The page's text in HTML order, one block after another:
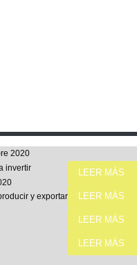
2020
invertir
y exportar
LEER MÁS
LEER MÁS
LEER MÁS
LEER MÁS